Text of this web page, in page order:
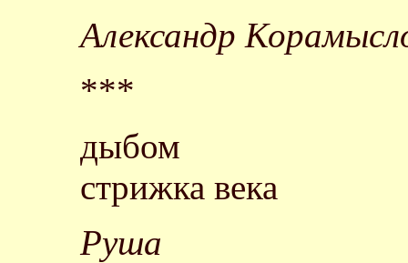
Александр
***
дыбом
стрижка века
Руша